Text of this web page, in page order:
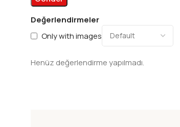
Değerlendirmeler
Only with images
Henüz değerlendirme yapılmadı.